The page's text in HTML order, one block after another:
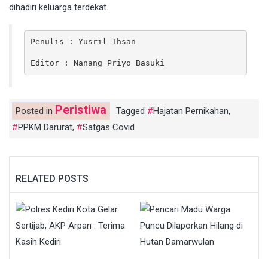
dihadiri keluarga terdekat.
Penulis : Yusril Ihsan
Editor : Nanang Priyo Basuki
Posted in Peristiwa Tagged Hajatan Pernikahan,
PPKM Darurat, Satgas Covid
RELATED POSTS